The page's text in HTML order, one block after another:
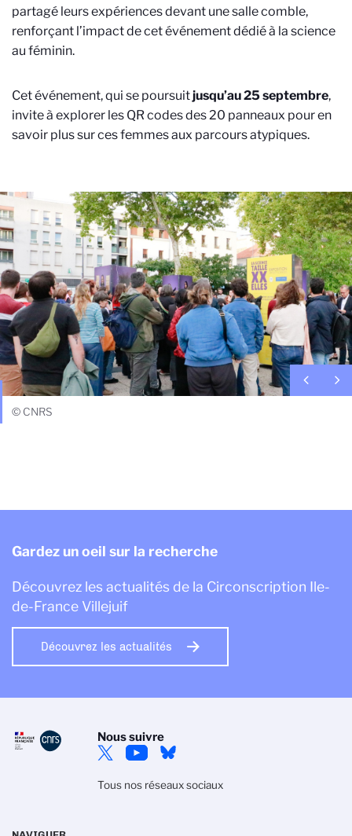
partagé leurs expériences devant une salle comble,
renforçant l’impact de cet événement dédié à la science
au féminin.
Cet événement, qui se poursuitjusqu’au 25 septembre,
invite à explorer les QR codes des 20 panneaux pour en
savoir plus sur ces femmes aux parcours atypiques.
© CNRS
Gardez un oeil sur la recherche
Découvrez les actualités de la Circonscription Ile-
de-France Villejuif
Découvrez les actualités
Nous suivre
Tous nos réseaux sociaux